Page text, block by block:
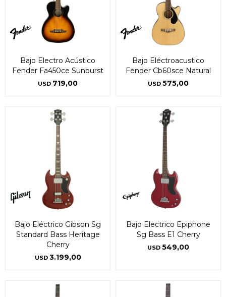
Bajo Electro Acústico
Fender Fa450ce Sunburst
USD 719,00
Bajo Eléctroacustico
Fender Cb60sce Natural
USD 575,00
Bajo Eléctrico Gibson Sg
Standard Bass Heritage
Cherry
USD 3.199,00
Bajo Electrico Epiphone
Sg Bass E1 Cherry
USD 549,00